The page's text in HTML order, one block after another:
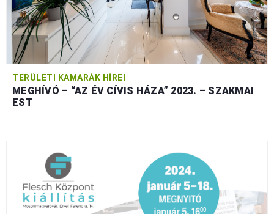
TERÜLETI KAMARÁK HÍREI
MEGHÍVÓ – “AZ ÉV CÍVIS HÁZA” 2023. – SZAKMAI
EST